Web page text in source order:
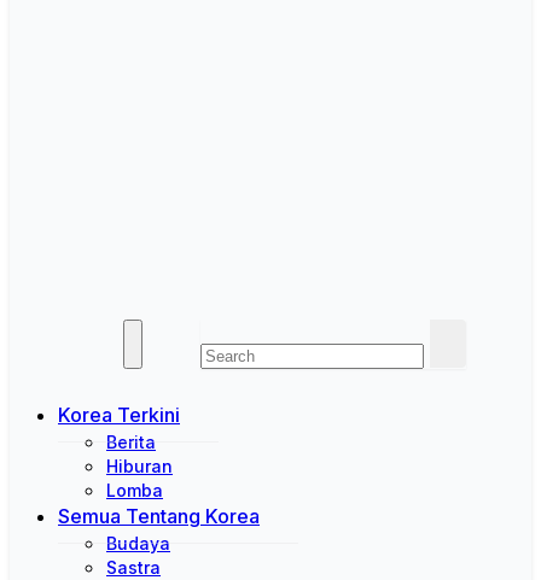
Korea Terkini
Berita
Hiburan
Lomba
Semua Tentang Korea
Budaya
Sastra